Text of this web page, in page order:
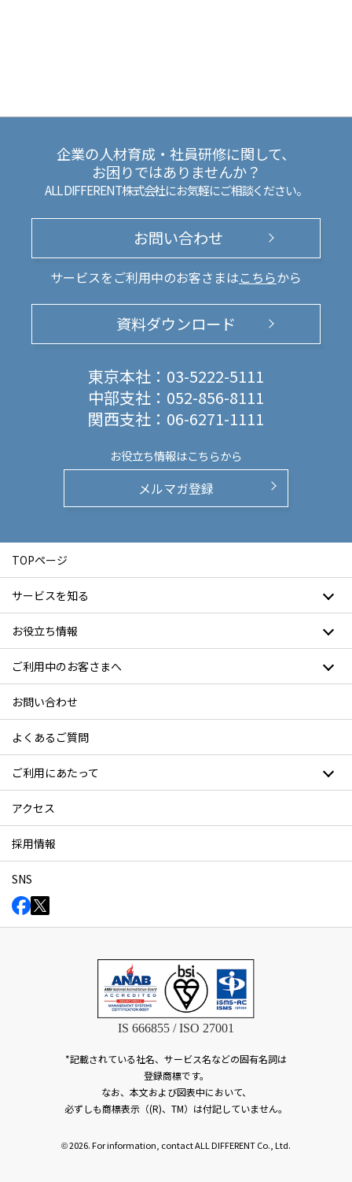
企業の人材育成・社員研修に関して、
お困りではありませんか？
ALL DIFFERENT株式会社にお気軽にご相談ください。
お問い合わせ
サービスをご利用中のお客さまはこちらから
資料ダウンロード
東京本社： 03-5222-5111
中部支社： 052-856-8111
関西支社： 06-6271-1111
お役立ち情報はこちらから
メルマガ登録
TOPページ
サービスを知る
お役立ち情報
ご利用中のお客さまへ
お問い合わせ
よくあるご質問
ご利用にあたって
アクセス
採用情報
SNS
IS 666855 / ISO 27001
*記載されている社名、サービス名などの固有名詞は
登録商標です。
なお、本文および図表中において、
必ずしも商標表示（(R)、TM）は付記していません。
©2026. For information, contact ALL DIFFERENT Co., Ltd.